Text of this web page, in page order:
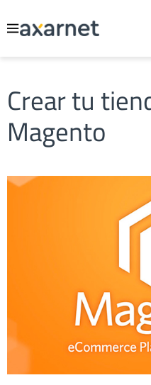
Crear tu
Magento